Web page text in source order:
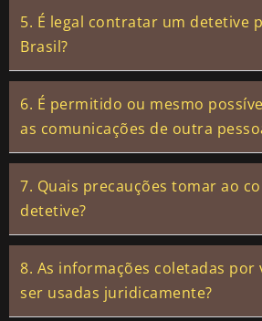
5. É legal contratar um detetive
Brasil?
6. É permitido ou mesmo
as comunicações de outra
7. Quais precauções tomar ao
detetive?
8. As informações coletadas por
ser usadas juridicamente?